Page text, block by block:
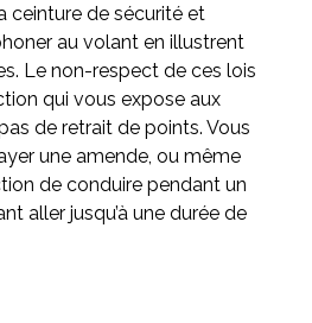
ceinture de sécurité et
au volant en illustrent
Le non-respect de ces lois
qui vous expose aux
de retrait de points. Vous
une amende, ou même
de conduire pendant un
aller jusqu’à une durée de